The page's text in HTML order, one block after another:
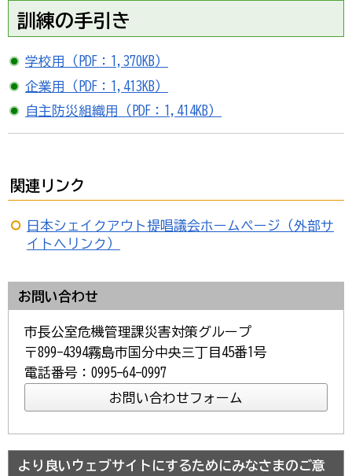
訓練の手引き
学校用（PDF：1,370KB）
企業用（PDF：1,413KB）
自主防災組織用（PDF：1,414KB）
関連リンク
日本シェイクアウト提唱議会ホームページ（外部サ
イトへリンク）
お問い合わせ
市長公室危機管理課災害対策グループ
〒899-4394霧島市国分中央三丁目45番1号
電話番号：0995-64-0997
より良いウェブサイトにするためにみなさまのご意